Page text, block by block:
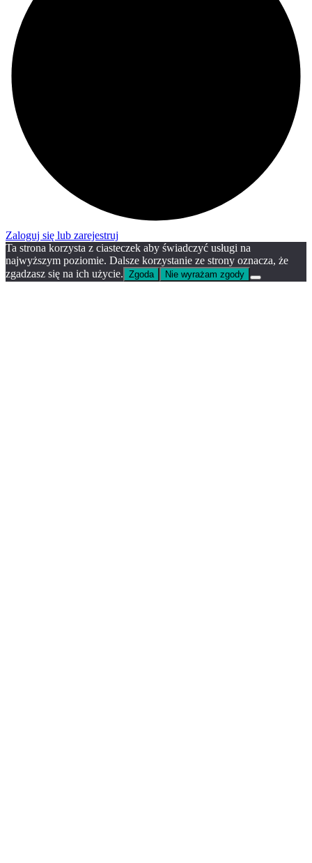
Zaloguj się lub zarejestruj
Ta strona korzysta z ciasteczek aby świadczyć usługi na
najwyższym poziomie. Dalsze korzystanie ze strony oznacza, że
zgadzasz się na ich użycie. Zgoda Nie wyrażam zgody